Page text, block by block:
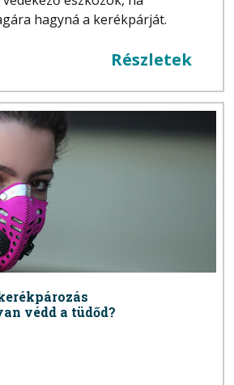
hagyná a kerékpárját.
Részletek
védd a tüdőd?